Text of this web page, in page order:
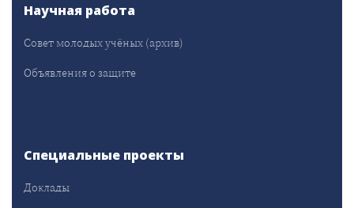
Научная работа
Совет молодых учёных (архив)
Объявления о защите
Специальные проекты
Доклады